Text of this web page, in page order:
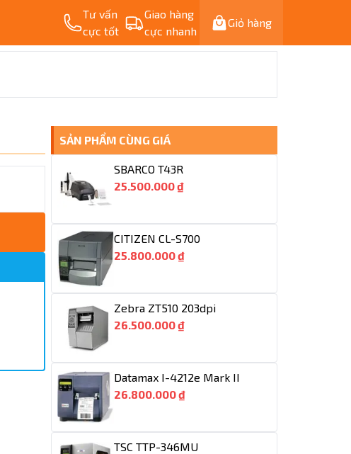
Tư vấn
cực tốt
Giao hàng
cực nhanh
Giỏ hàng
SẢN PHẨM CÙNG GIÁ
SBARCO T43R
25.500.000 ₫
CITIZEN CL-S700
25.800.000 ₫
Zebra ZT510 203dpi
26.500.000 ₫
Datamax I-4212e Mark II
26.800.000 ₫
TSC TTP-346MU